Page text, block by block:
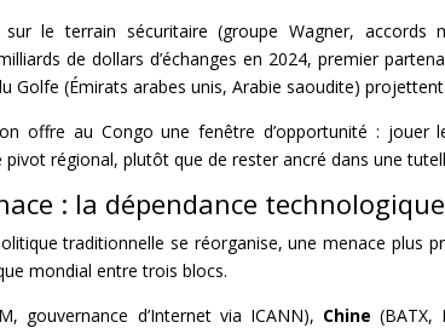
sur le terrain sécuritaire (groupe Wagner, accords
de dollars d’échanges en 2024, premier
Golfe (Émirats arabes unis, Arabie saoudite)
offre au Congo une fenêtre d’opportunité : jouer
régional, plutôt que de rester ancré dans une
: la dépendance
traditionnelle se réorganise, une menace plus
mondial entre trois blocs.
gouvernance d’Internet via ICANN), Chine (BATX,